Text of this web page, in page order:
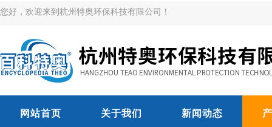
您好，欢迎来到杭州特奥环保科技有限公司！
网站首页 关于我们 新闻动态